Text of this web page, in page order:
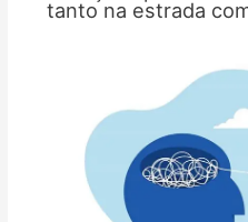
tanto na estrada